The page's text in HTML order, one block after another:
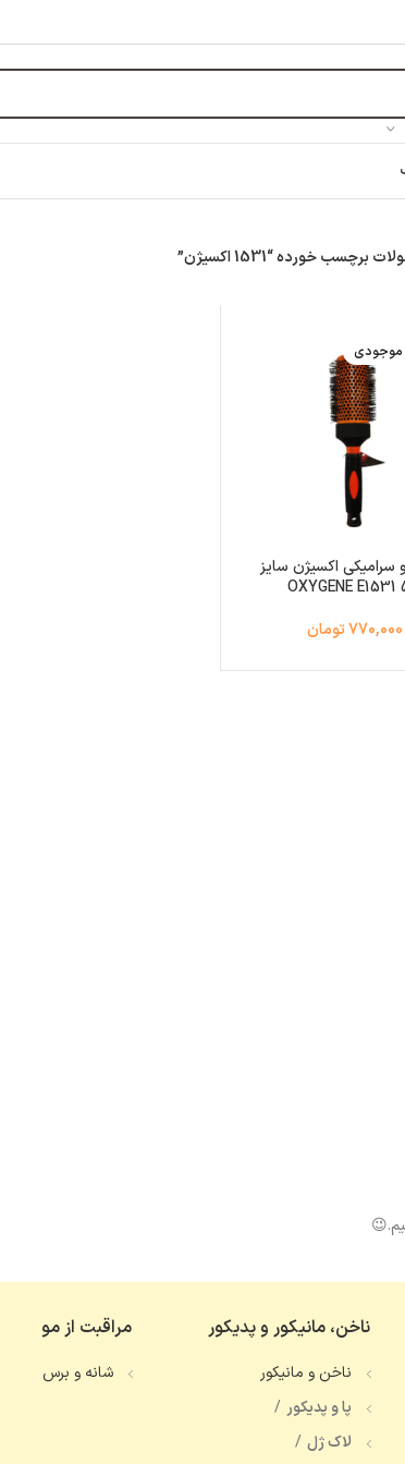
برچسب خورده “1531 اکسیژن”
موجودی
اکسیژن سایز
53
770,000 تومان
ناخن، مانیکور و پدیکور
ناخن و مانیکور
پا و پدیکور
لاک ژل
مراقبت از مو
شانه و برس